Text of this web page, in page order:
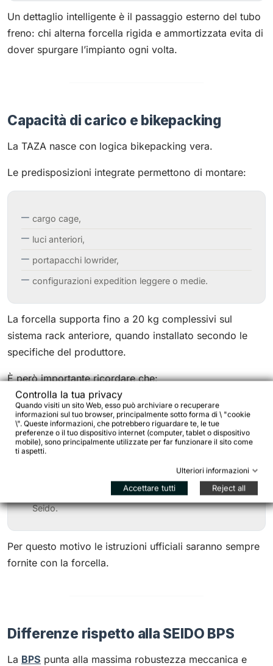
Un dettaglio intelligente è il passaggio esterno del tubo
freno: chi alterna forcella rigida e ammortizzata evita di
dover spurgare l’impianto ogni volta.
Capacità di carico e bikepacking
La TAZA nasce con logica bikepacking vera.
Le predisposizioni integrate permettono di montare:
cargo cage,
luci anteriori,
portapacchi lowrider,
configurazioni expedition leggere o medie.
La forcella supporta fino a 20 kg complessivi sul
sistema rack anteriore, quando installato secondo le
specifiche del produttore.
È però importante ricordare che:
le cargo cage devono essere montate
correttamente,
vanno sempre rispettate le istruzioni di montaggio
Seido.
Per questo motivo le istruzioni ufficiali saranno sempre
fornite con la forcella.
Differenze rispetto alla SEIDO BPS
La BPS punta alla massima robustezza meccanica e
Controlla la tua privacy
Quando visiti un sito Web, esso può archiviare o recuperare
informazioni sul tuo browser, principalmente sotto forma di \ "cookie
\". Queste informazioni, che potrebbero riguardare te, le tue
preferenze o il tuo dispositivo internet (computer, tablet o dispositivo
mobile), sono principalmente utilizzate per far funzionare il sito come
ti aspetti.
Ulteriori informazioni
Accettare tutti Reject all